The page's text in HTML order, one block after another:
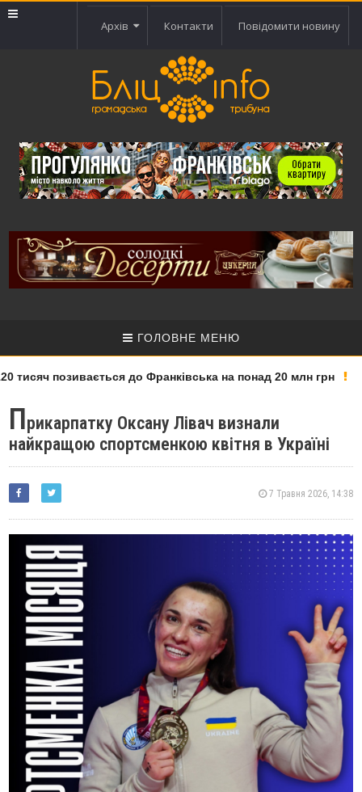
Архів Контакти Повідомити новину
ГОЛОВНЕ МЕНЮ
позивається до Франківська на понад 20 млн грн
Прикарпатку Оксану Лівач визнали
найкращою спортсменкою квітня в Україні
7 Травня 2026, 14:38